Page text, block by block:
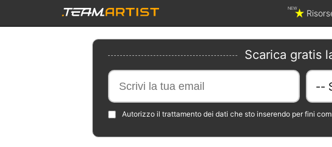
NEW
Scarica gratis
Autorizzo il trattamento dei dati che sto inserendo per fini